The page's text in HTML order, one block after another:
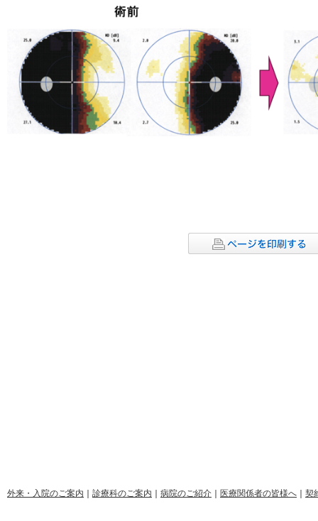
外来・入院のご案内 診療科のご案内 病院のご紹介 医療関係者の皆様へ 契